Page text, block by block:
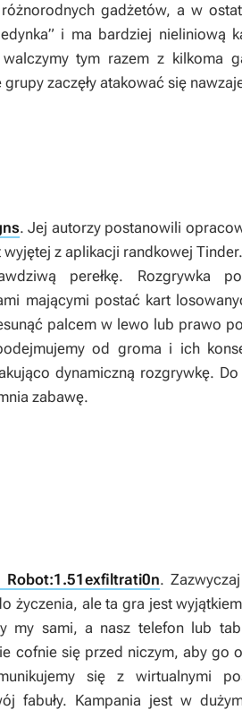
gadżetów, a w
i ma bardziej nieliniową
tym razem z kilkoma
zaczęły atakować się
. Jej autorzy postanowili
z aplikacji randkowej
perełkę. Rozgrywka
mającymi postać kart
palcem w lewo lub prawo
od groma i ich
dynamiczną rozgrywkę.
zabawę.
Robot:1.51exfiltrati0n.
życzenia, ale ta gra jest
my sami, a nasz telefon lub
cofnie się przed niczym, aby go
się z wirtualnymi
fabuły. Kampania jest w